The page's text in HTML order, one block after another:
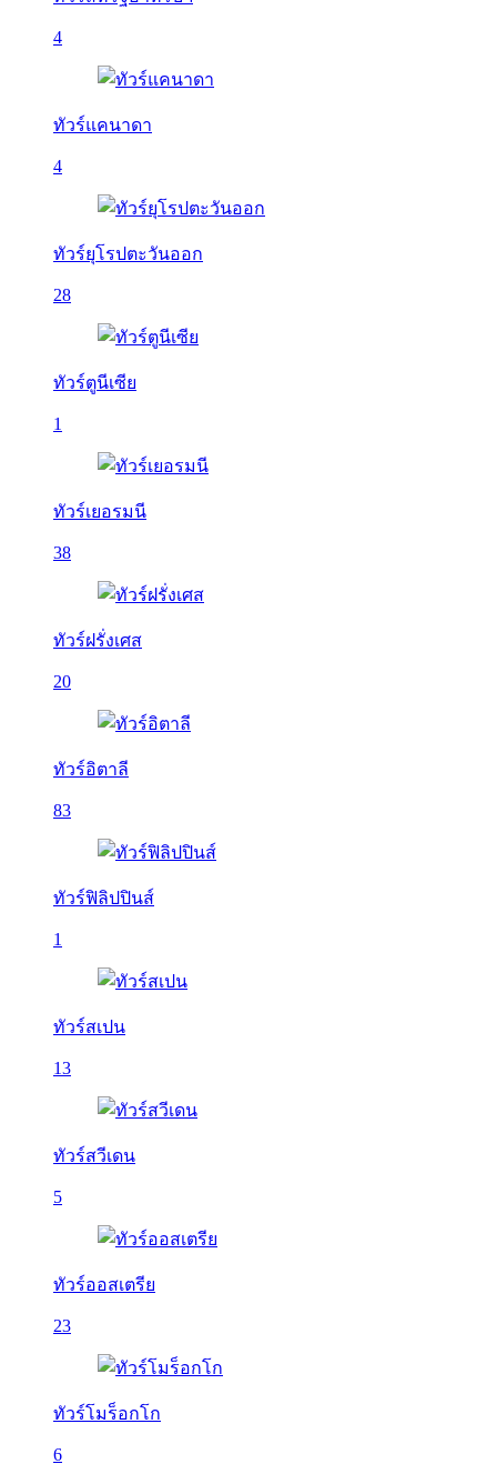
4
ทัวร์แคนาดา
4
ทัวร์ยุโรปตะวันออก
28
ทัวร์ตูนีเซีย
1
ทัวร์เยอรมนี
38
ทัวร์ฝรั่งเศส
20
ทัวร์อิตาลี
83
ทัวร์ฟิลิปปินส์
1
ทัวร์สเปน
13
ทัวร์สวีเดน
5
ทัวร์ออสเตรีย
23
ทัวร์โมร็อกโก
6